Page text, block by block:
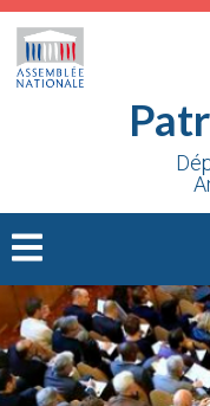
Cookies management panel